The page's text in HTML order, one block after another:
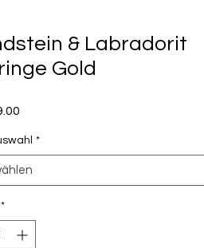
& Labradorit
Gold
*
*